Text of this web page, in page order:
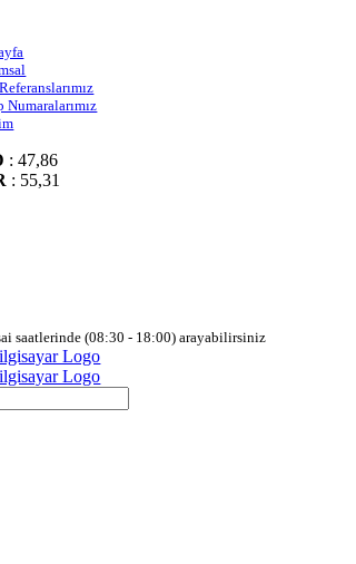
Numaralarımız
: 47,86
: 55,31
saatlerinde (08:30 - 18:00) arayabilirsiniz